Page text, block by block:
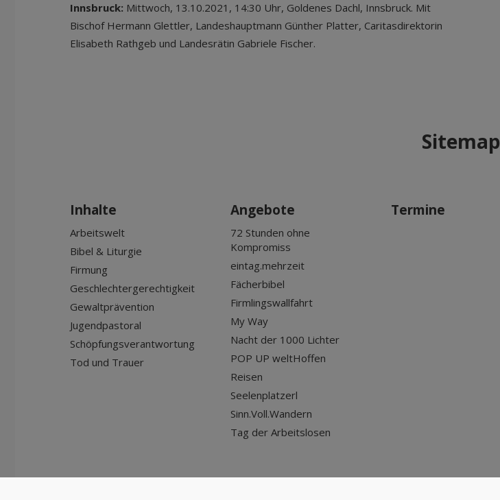
Innsbruck: Mittwoch, 13.10.2021, 14:30 Uhr, Goldenes Dachl, Innsbruck. Mit
Bischof Hermann Glettler, Landeshauptmann Günther Platter, Caritasdirektorin
Elisabeth Rathgeb und Landesrätin Gabriele Fischer.
Sitemap
Inhalte
Arbeitswelt
Bibel & Liturgie
Firmung
Geschlechtergerechtigkeit
Gewaltprävention
Jugendpastoral
Schöpfungsverantwortung
Tod und Trauer
Angebote
72 Stunden ohne
Kompromiss
eintag.mehrzeit
Fächerbibel
Firmlingswallfahrt
My Way
Nacht der 1000 Lichter
POP UP weltHoffen
Reisen
Seelenplatzerl
Sinn.Voll.Wandern
Tag der Arbeitslosen
Termine